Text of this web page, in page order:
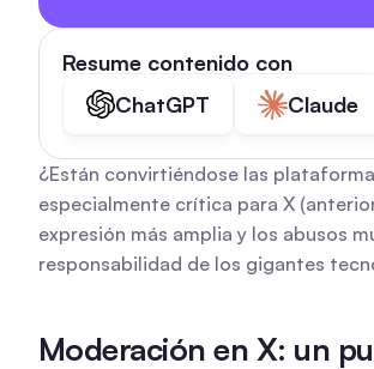
Resume contenido con
ChatGPT
Claude
¿Están convirtiéndose las
especialmente crítica para X
expresión más amplia y los abusos
responsabilidad de los gigantes
Moderación en X: un